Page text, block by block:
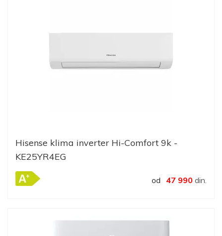
Hisense klima inverter Hi-Comfort 9k -
KE25YR4EG
od 47 990 din.